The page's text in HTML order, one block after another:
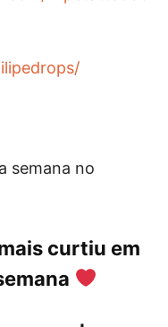
semana no
curtiu em